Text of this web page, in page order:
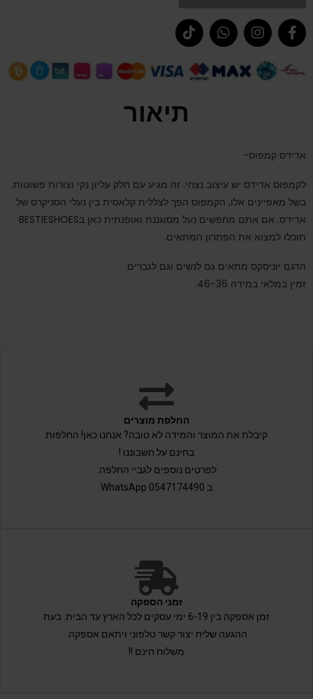
תיאור
אדידס קמפוס-
לקמפוס אדידס יש עיצוב נצחי. זה מגיע עם חלק עליון נקי וצורות פשוטות.
בשל מאפיינים אלו, הקמפוס הפך לצללית קלאסית בין נעלי הסניקרס של
אדידס
. אם אתם מחפשים נעל מסוגננת ואופנתית כאן בBESTIESHOES
תוכלו למצוא את הפתרון המתאים.
הדגם יוניסקס מתאים גם לנשים וגם לגברים.
זמין במלאי במידה 46-36.
החלפת מוצרים
קיבלת את המוצר והמידה לא טובה? אנחנו כאן! החלפות
בחינם על חשבוננו !
לפרטים נוספים לגביי החלפה:
ב 0547174490 WhatsApp
זמני הספקה
זמן אספקה בין 6-19 ימי עסקים לכל הארץ עד הבית. בעת
ההגעה שליח יצור קשר טלפוני ויתאם אספקה.
משלוח חינם !!